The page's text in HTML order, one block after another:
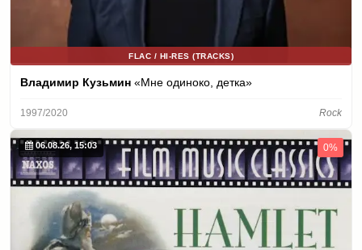
FLAC / HI-RES (TRACKS)
Владимир Кузьмин «Мне одиноко, детка»
1997/2020 Rock
06.08.26, 15:03 0%